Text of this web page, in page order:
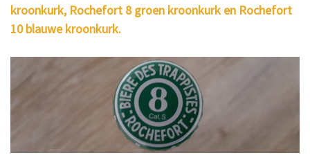
kroonkurk, Rochefort 8 groen kroonkurk en Rochefort
10 blauwe kroonkurk.